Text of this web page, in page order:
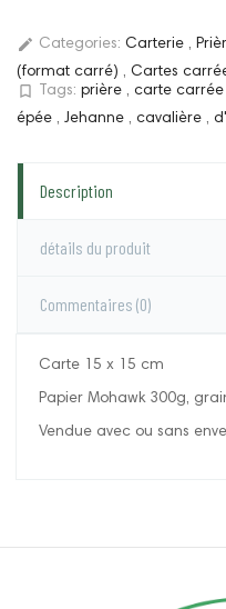
edit Categories: Carterie ,
(format carré) , Cartes
bookmark_border Tags: prière , carte carrée
épée , Jehanne , cavalière ,
Description
détails du produit
Commentaires (0)
Carte 15 x 15 cm
Papier Mohawk 300g,
Vendue avec ou sans